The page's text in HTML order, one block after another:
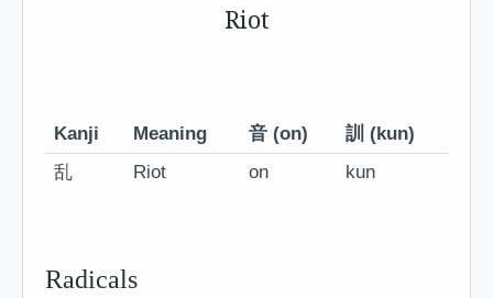
Riot
Kanji Meaning 音 (on)
訓 (kun)
乱
Riot on kun
Radicals